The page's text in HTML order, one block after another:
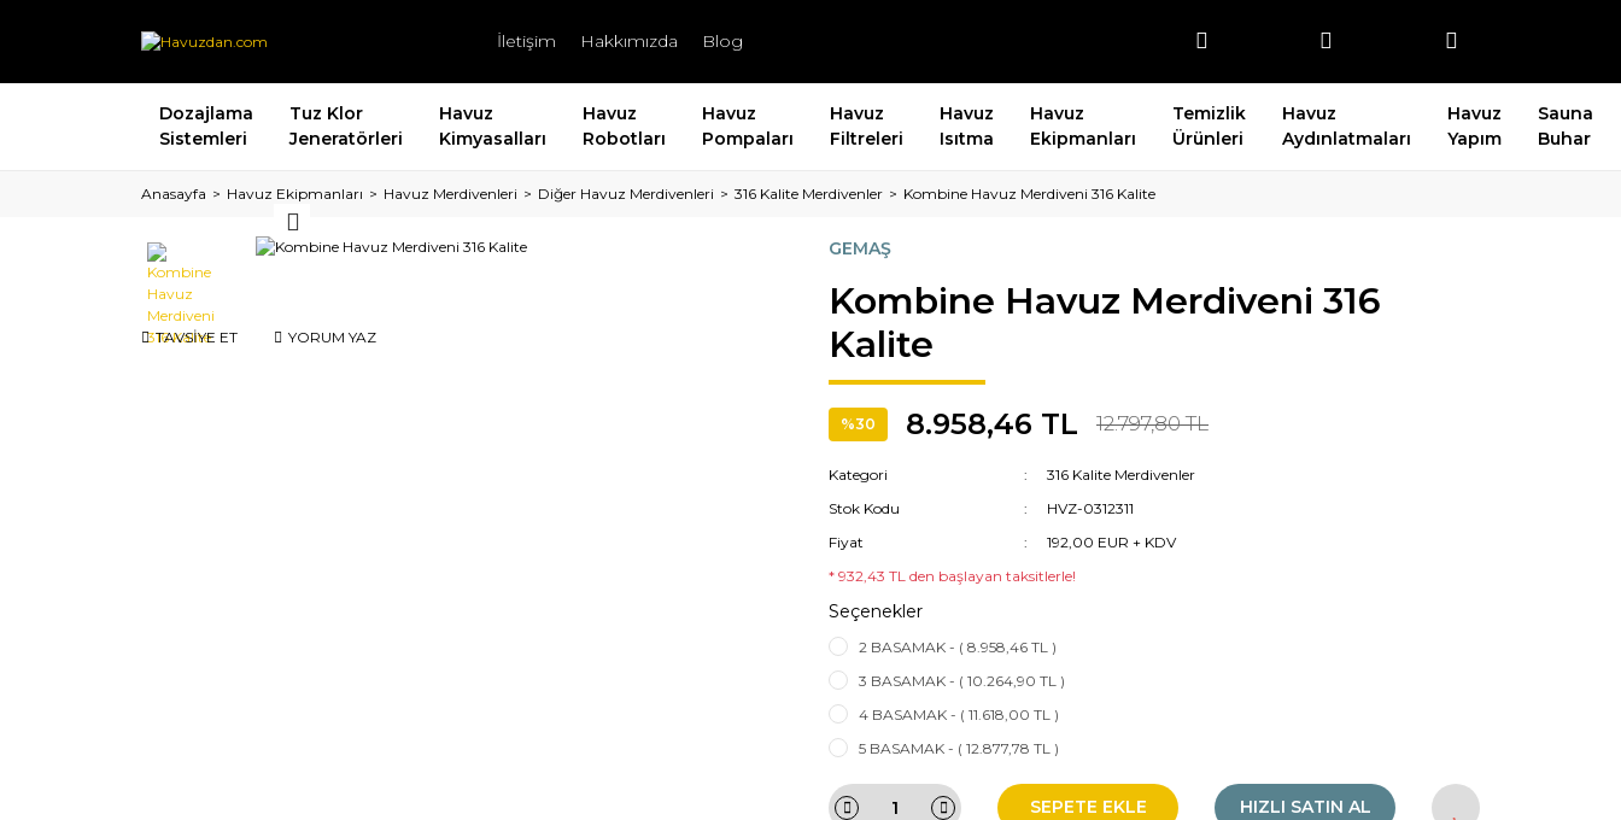
İletişim Hakkımızda Blog
Dozajlama
Sistemleri
Tuz Klor
Jeneratörleri
Havuz
Kimyasalları
Havuz
Robotları
Havuz
Pompaları
Havuz
Filtreleri
Havuz
Isıtma
Havuz
Ekipmanları
Temizlik
Ürünleri
Havuz
Aydınlatmaları
Havuz
Yapım
Sauna
Buhar
Anasayfa Havuz Ekipmanları Havuz Merdivenleri Diğer Havuz Merdivenleri 316 Kalite Merdivenler Kombine Havuz Merdiveni 316 Kalite
TAVSİYE ET YORUM YAZ
GEMAŞ
Kombine Havuz Merdiveni 316
Kalite
%30 8.958,46 TL 12.797,80 TL
Kategori
316 Kalite Merdivenler
Stok Kodu
HVZ-0312311
Fiyat
192,00 EUR + KDV
* 932,43 TL den başlayan taksitlerle!
Seçenekler
2 BASAMAK - ( 8.958,46 TL )
3 BASAMAK - ( 10.264,90 TL )
4 BASAMAK - ( 11.618,00 TL )
5 BASAMAK - ( 12.877,78 TL )
SEPETE EKLE HIZLI SATIN AL